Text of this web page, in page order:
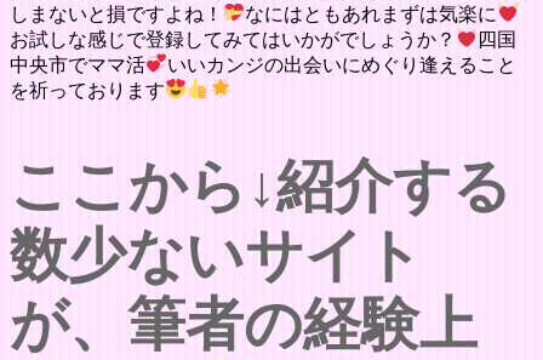
しまないと損ですよね！
なにはともあれまずは気楽に
お試しな感じで登録してみてはいかがでしょうか？
四国
中央市でママ活
いいカンジの出会いにめぐり逢えること
を祈っております
ここから↓紹介する
数少ないサイト
が、筆者の経験上